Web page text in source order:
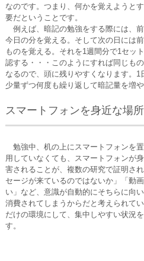
なのです。つまり、何かを覚えようと
要だということです。
例えば、暗記の勉強をする際には、
今日の分を覚える。そして次の日には
ものを覚える。それを1週間分で1セッ
認する・・・このようにすれば同じも
なるので、頭に残りやすくなります。1
少量ずつ何度も繰り返して暗記量を増
スマートフォンを身近な場
勉強中、机の上にスマートフォンを
用していなくても、スマートフォンが
害されることが、複数の研究で証明さ
セージが来ているのではないか」「動
い」など、意識が自動的にそちらに向
消費されてしまうからだと考えられて
だけの環境にして、集中しやすい状況
す。